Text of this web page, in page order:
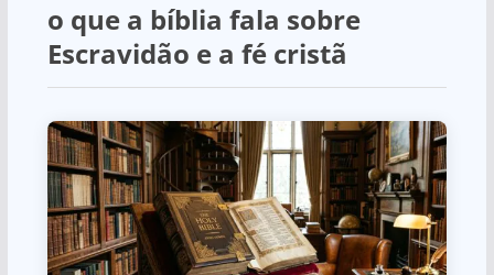
o que a bíblia fala sobre
Escravidão e a fé cristã